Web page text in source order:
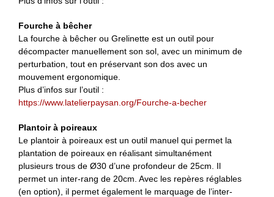
Fourche à bêcher
La fourche à bêcher ou Grelinette est un outil pour
décompacter manuellement son sol, avec un minimum de
perturbation, tout en préservant son dos avec un
mouvement ergonomique.
Plus d’infos sur l’outil :
https://www.latelierpaysan.org/Fourche-a-becher
Plantoir à poireaux
Le plantoir à poireaux est un outil manuel qui permet la
plantation de poireaux en réalisant simultanément
plusieurs trous de Ø30 d’une profondeur de 25cm. Il
permet un inter-rang de 20cm. Avec les repères réglables
(en option), il permet également le marquage de l’inter-